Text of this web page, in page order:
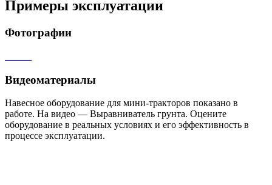
Примеры эксплуатации
Фотографии
Видеоматериалы
Навесное оборудование для мини-тракторов показано в
работе. На видео — Выравниватель грунта. Оцените
оборудование в реальных условиях и его эффективность в
процессе эксплуатации.